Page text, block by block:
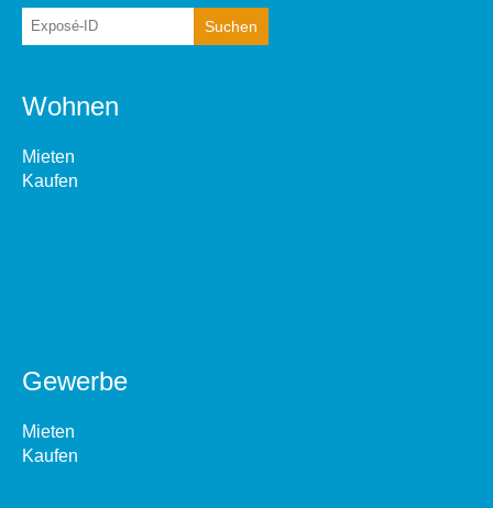
Wohnen
Mieten
Kaufen
Gewerbe
Mieten
Kaufen